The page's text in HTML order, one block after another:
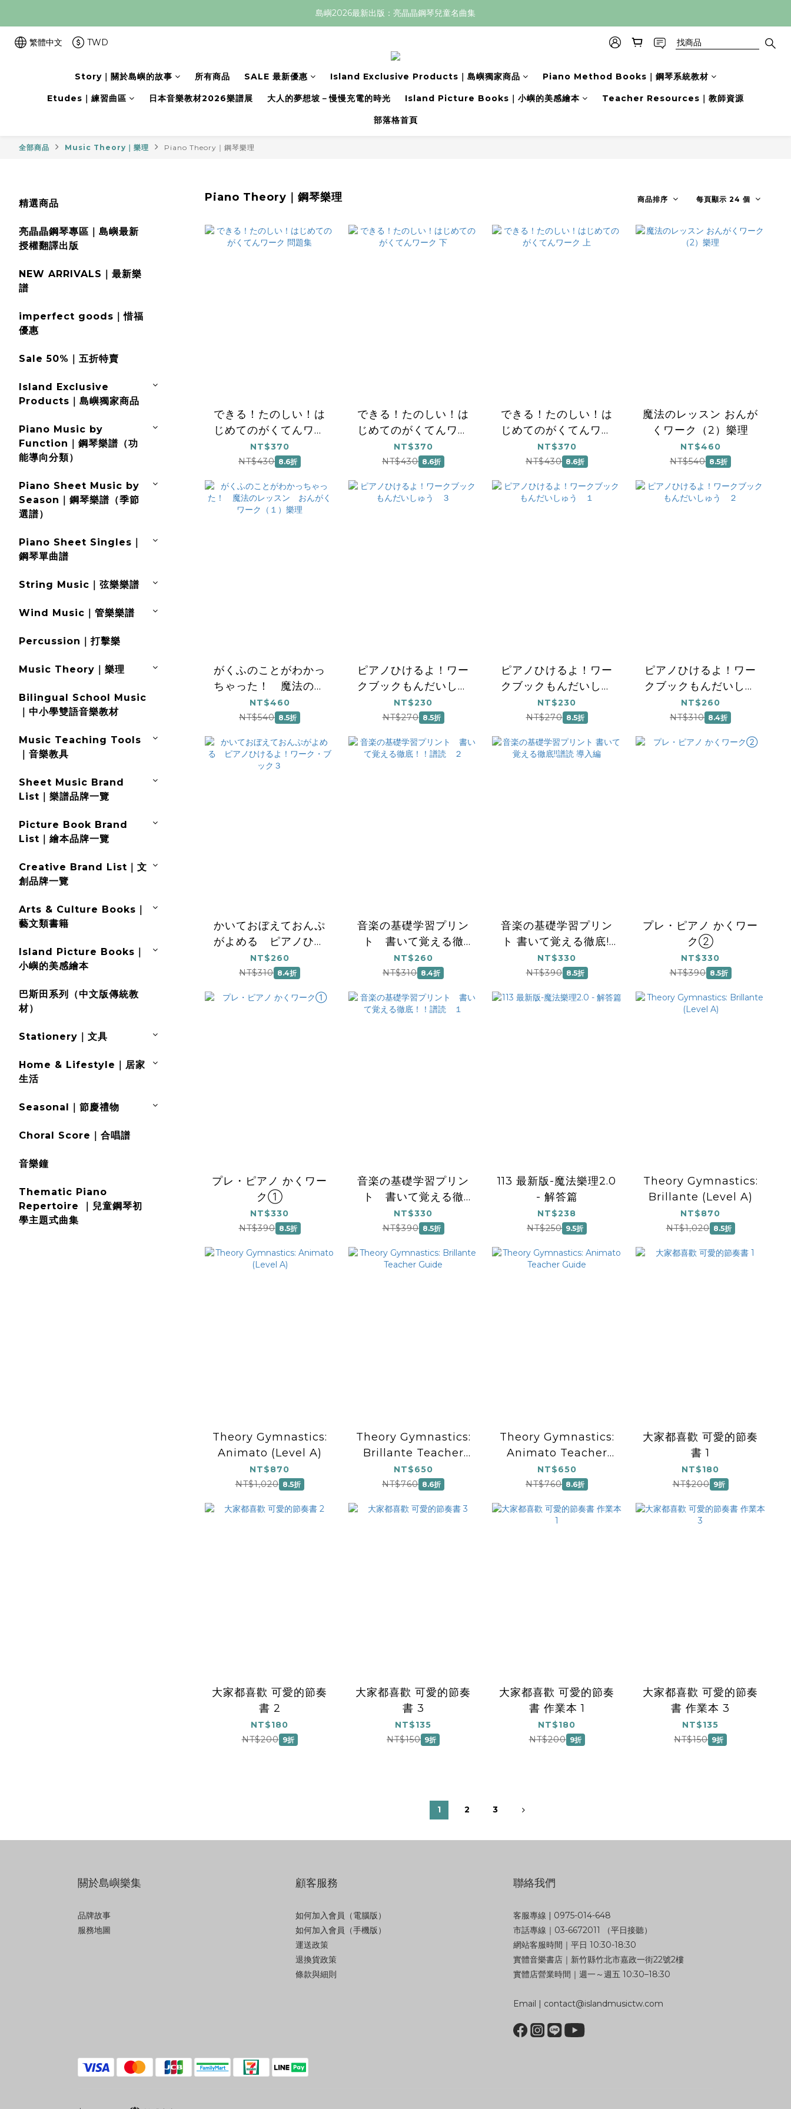
島嶼2026最新出版：亮晶晶鋼琴兒童名曲集
繁體中文 TWD
Story｜關於島嶼的故事 所有商品 SALE 最新優惠 Island Exclusive Products｜島嶼獨家商品 Piano Method Books｜鋼琴系統教材
Etudes｜練習曲區 日本音樂教材2026樂譜展 大人的夢想坡－慢慢充電的時光 Island Picture Books｜小嶼的美感繪本 Teacher Resources｜教師資源
部落格首頁
全部商品 Music Theory｜樂理 Piano Theory｜鋼琴樂理
精選商品
亮晶晶鋼琴專區｜島嶼最新
授權翻譯出版
NEW ARRIVALS｜最新樂
譜
imperfect goods｜惜福
優惠
Sale 50%｜五折特賣
Island Exclusive
Products｜島嶼獨家商品
Piano Music by
Function｜鋼琴樂譜（功
能導向分類）
Piano Sheet Music by
Season｜鋼琴樂譜（季節
選譜）
Piano Sheet Singles｜
鋼琴單曲譜
String Music｜弦樂樂譜
Wind Music｜管樂樂譜
Percussion｜打擊樂
Music Theory｜樂理
Bilingual School Music
｜中小學雙語音樂教材
Music Teaching Tools
｜音樂教具
Sheet Music Brand
List｜樂譜品牌一覽
Picture Book Brand
List｜繪本品牌一覽
Creative Brand List｜文
創品牌一覽
Arts & Culture Books｜
藝文類書籍
Island Picture Books｜
小嶼的美感繪本
巴斯田系列（中文版傳統教
材）
Stationery｜文具
Home & Lifestyle｜居家
生活
Seasonal｜節慶禮物
Choral Score｜合唱譜
音樂鐘
Thematic Piano
Repertoire ｜兒童鋼琴初
學主題式曲集
Piano Theory｜鋼琴樂理 商品排序 每頁顯示 24 個
できる！たのしい！は
じめてのがくてんワー
ク 問題集
NT$370
NT$430 8.6折
できる！たのしい！は
じめてのがくてんワー
ク 下
NT$370
NT$430 8.6折
できる！たのしい！は
じめてのがくてんワー
ク 上
NT$370
NT$430 8.6折
魔法のレッスン おんが
くワーク（2）樂理
NT$460
NT$540 8.5折
がくふのことがわかっ
ちゃった！ 魔法のレ
ッスン おんがくワー
ク（１）樂理
NT$460
NT$540 8.5折
ピアノひけるよ！ワー
クブックもんだいしゅ
う ３
NT$230
NT$270 8.5折
ピアノひけるよ！ワー
クブックもんだいしゅ
う １
NT$230
NT$270 8.5折
ピアノひけるよ！ワー
クブックもんだいしゅ
う ２
NT$260
NT$310 8.4折
かいておぼえておんぷ
がよめる ピアノひけ
るよ！ワーク・ブック
３
NT$260
NT$310 8.4折
音楽の基礎学習プリン
ト 書いて覚える徹
底！！譜読 ２
NT$260
NT$310 8.4折
音楽の基礎学習プリン
ト 書いて覚える徹底!!
譜読 導入編
NT$330
NT$390 8.5折
プレ・ピアノ かくワー
ク②
NT$330
NT$390 8.5折
プレ・ピアノ かくワー
ク①
NT$330
NT$390 8.5折
音楽の基礎学習プリン
ト 書いて覚える徹
底！！譜読 １
NT$330
NT$390 8.5折
113 最新版-魔法樂理2.0
- 解答篇
NT$238
NT$250 9.5折
Theory Gymnastics:
Brillante (Level A)
NT$870
NT$1,020 8.5折
Theory Gymnastics:
Animato (Level A)
NT$870
NT$1,020 8.5折
Theory Gymnastics:
Brillante Teacher
Guide
NT$650
NT$760 8.6折
Theory Gymnastics:
Animato Teacher
Guide
NT$650
NT$760 8.6折
大家都喜歡 可愛的節奏
書 1
NT$180
NT$200 9折
大家都喜歡 可愛的節奏
書 2
NT$180
NT$200 9折
大家都喜歡 可愛的節奏
書 3
NT$135
NT$150 9折
大家都喜歡 可愛的節奏
書 作業本 1
NT$180
NT$200 9折
大家都喜歡 可愛的節奏
書 作業本 3
NT$135
NT$150 9折
1 2 3
關於島嶼樂集
品牌故事
服務地圖
顧客服務
如何加入會員（電腦版）
如何加入會員（手機版）
運送政策
退換貨政策
條款與細則
聯絡我們
客服專線 | 0975-014-648
市話專線｜03-6672011 （平日接聽）
網站客服時間｜平日 10:30-18:30
實體音樂書店｜新竹縣竹北市嘉政一街22號2樓
實體店營業時間｜週一～週五 10:30–18:30
Email | contact@islandmusictw.com